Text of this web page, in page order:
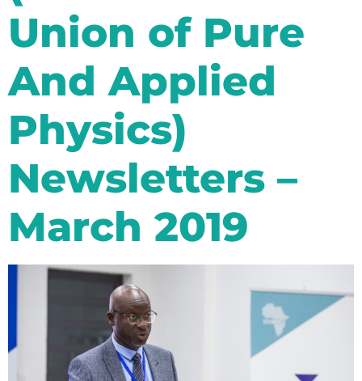
Union of Pure
And Applied
Physics)
Newsletters –
March 2019